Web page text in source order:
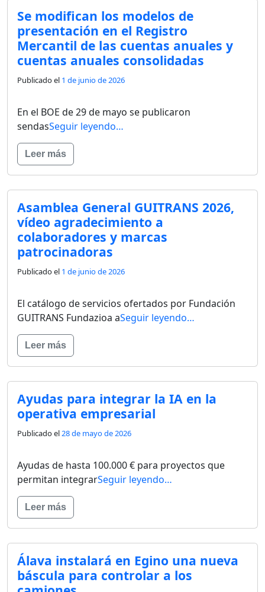
Se modifican los modelos de
presentación en el Registro
Mercantil de las cuentas anuales y
cuentas anuales consolidadas
Publicado el 1 de junio de 2026
En el BOE de 29 de mayo se publicaron
sendasSeguir leyendo…
Leer más
Asamblea General GUITRANS 2026,
vídeo agradecimiento a
colaboradores y marcas
patrocinadoras
Publicado el 1 de junio de 2026
El catálogo de servicios ofertados por Fundación
GUITRANS Fundazioa aSeguir leyendo…
Leer más
Ayudas para integrar la IA en la
operativa empresarial
Publicado el28 de mayo de 2026
Ayudas de hasta 100.000 € para proyectos que
permitan integrarSeguir leyendo…
Leer más
Álava instalará en Egino una nueva
báscula para controlar a los